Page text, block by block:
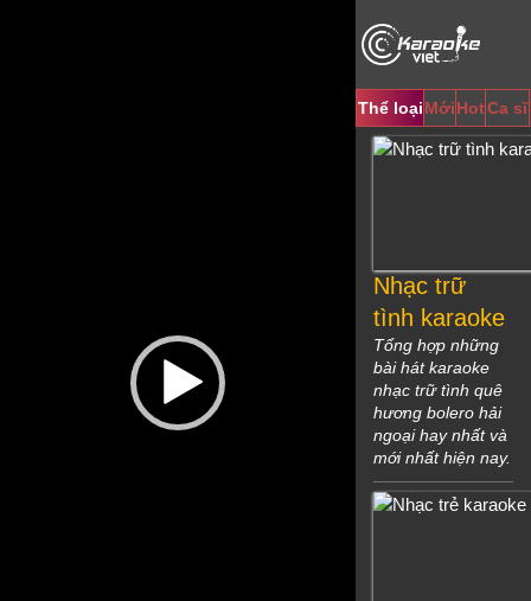
Thể loạiMớiHotCa sĩ
Nhạc trữ
tình karaoke
Tổng hợp những
bài hát karaoke
nhạc trữ tình quê
hương bolero hải
ngoại hay nhất và
mới nhất hiện nay.